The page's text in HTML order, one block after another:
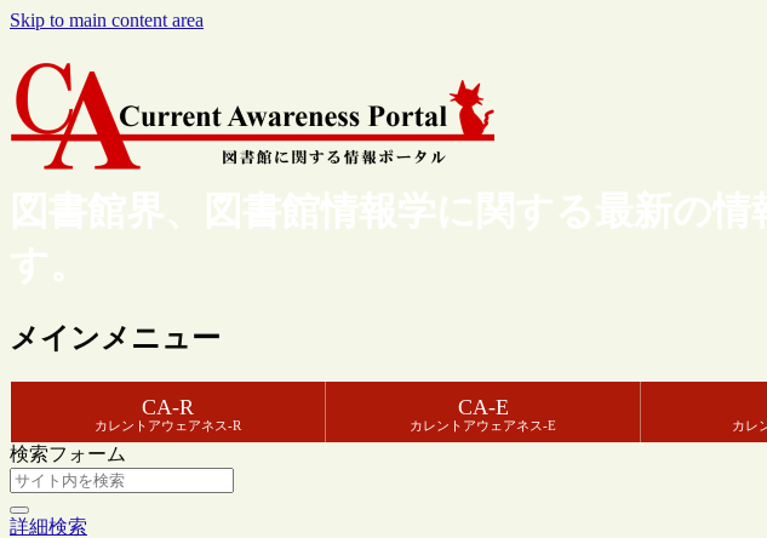
Skip to main content area
図書館界、図書館情報学に関する最新の
す。
メインメニュー
CA-R
カレントアウェアネス-R
CA-E
カレントアウェアネス-E カレ
検索フォーム
詳細検索